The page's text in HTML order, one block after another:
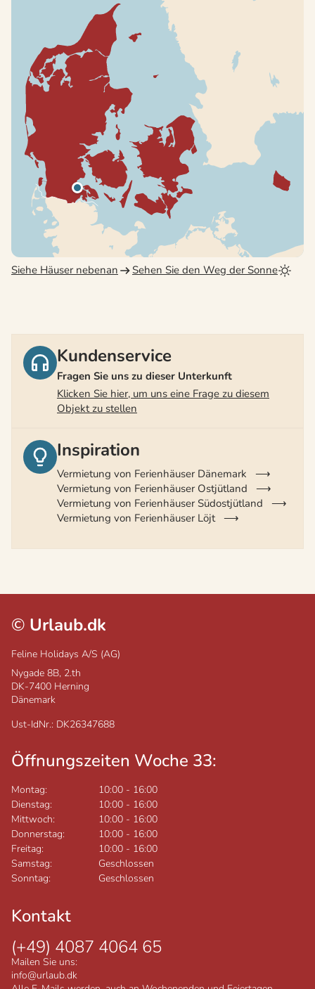
Siehe Häuser nebenan Sehen Sie den Weg der Sonne
Kundenservice
Fragen Sie uns zu dieser Unterkunft
Klicken Sie hier, um uns eine Frage zu diesem
Objekt zu stellen
Inspiration
Vermietung von Ferienhäuser Dänemark
Vermietung von Ferienhäuser Ostjütland
Vermietung von Ferienhäuser Südostjütland
Vermietung von Ferienhäuser Löjt
© Urlaub.dk
Feline Holidays A/S (AG)
Nygade 8B, 2.th
DK-7400 Herning
Dänemark
Ust-IdNr.: DK26347688
Öffnungszeiten Woche 33:
Montag: 10:00 - 16:00
Dienstag:
10:00 - 16:00
Mittwoch:
10:00 - 16:00
Donnerstag:
10:00 - 16:00
Freitag:
10:00 - 16:00
Samstag:
Geschlossen
Sonntag:
Geschlossen
Kontakt
(+49) 4087 4064 65
Mailen Sie uns:
info@urlaub.dk